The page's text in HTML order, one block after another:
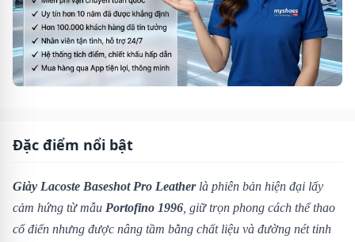
Đặc điểm nổi bật
Giày Lacoste Baseshot Pro Leatherlà phiên bản hiện đại lấy
cảm hứng từ mẫu Portofino 1996 , giữ trọn phong cách thể thao
cổ điển nhưng được nâng tầm bằng chất liệu và đường nét tinh